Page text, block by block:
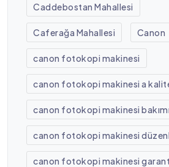
Caddebostan Mahallesi
Caferağa Mahallesi Canon
canon fotokopi makinesi
canon fotokopi makinesi a
canon fotokopi makinesi bakımı
canon fotokopi makinesi düzenli
canon fotokopi makinesi